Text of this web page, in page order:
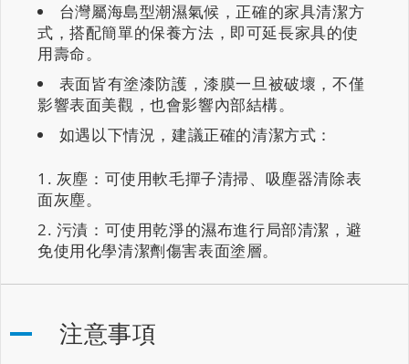
台灣屬海島型潮濕氣候，正確的家具清潔方
式，搭配簡單的保養方法，即可延長家具的使
用壽命。
表面皆有塗漆防護，漆膜一旦被破壞，不僅
影響表面美觀，也會影響內部結構。
如遇以下情況，建議正確的清潔方式：
灰塵：可使用軟毛撣子清掃、吸塵器清除表
面灰塵。
污漬：可使用乾淨的濕布進行局部清潔，避
免使用化學清潔劑傷害表面塗層。
注意事項